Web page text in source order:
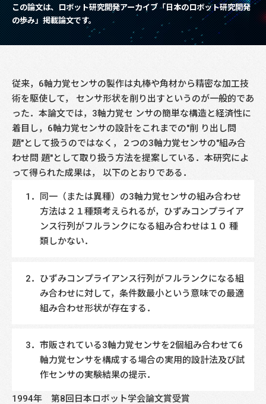
この論文は、ロボット研究開発アーカイブ「日本のロボット研究開発
の歩み」掲載論文です。
従来，6軸力覚センサの製作は丸棒や角材から精密な加工技
術を駆使して， センサ形状を削り出すというのが一般的であ
った．本論文では，3軸力覚セ ンサの簡単な構造と経済性に
着目し，6軸力覚センサの設計をこれまでの"削 り出し問
題"として扱うのではなく，２つの3軸力覚センサの"組み合
わせ問 題"として取り扱う方法を提案している．本研究によ
って得られた成果は， 以下のとおりである．
同一（または異種）の3軸力覚センサの組み合わせ
方法は２１種類考えられるが，ひずみコンプライア
ンス行列がフルランクになる組み合わせは１０ 種
類しかない．
ひずみコンプライアンス行列がフルランクになる組
み合わせに対して，条件数最小という意味での最適
組み合わせ形状が存在する．
市販されている3軸力覚センサを2個組み合わせて6
軸力覚センサを構成する場合の実用的設計法及び試
作センサの実験結果の提示．
1994年 第8回日本ロボット学会論文賞受賞